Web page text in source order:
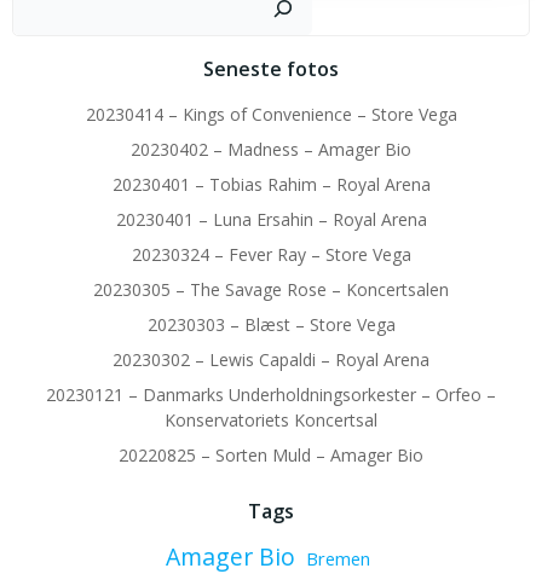
Seneste fotos
20230414 – Kings of Convenience – Store Vega
20230402 – Madness – Amager Bio
20230401 – Tobias Rahim – Royal Arena
20230401 – Luna Ersahin – Royal Arena
20230324 – Fever Ray – Store Vega
20230305 – The Savage Rose – Koncertsalen
20230303 – Blæst – Store Vega
20230302 – Lewis Capaldi – Royal Arena
20230121 – Danmarks Underholdningsorkester – Orfeo –
Konservatoriets Koncertsal
20220825 – Sorten Muld – Amager Bio
Tags
Amager Bio Bremen